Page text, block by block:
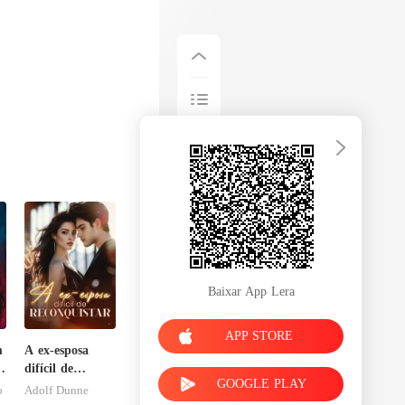
A ex-esposa
difícil de
reconquistar
Adolf Dunne
Baixar App Lera
APP STORE
GOOGLE PLAY